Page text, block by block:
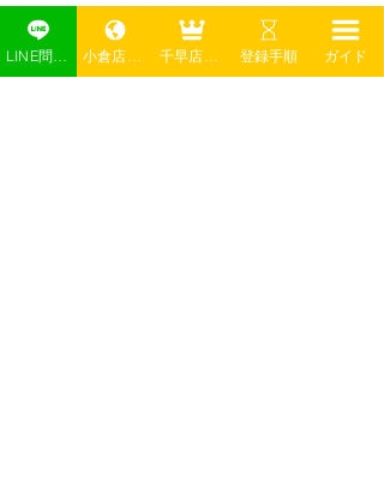
登録手順 ガイド